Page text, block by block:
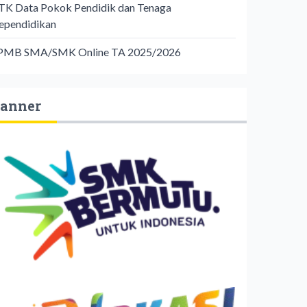
Data Pokok Pendidik dan Tenaga
SMA/SMK Online TA 2025/2026